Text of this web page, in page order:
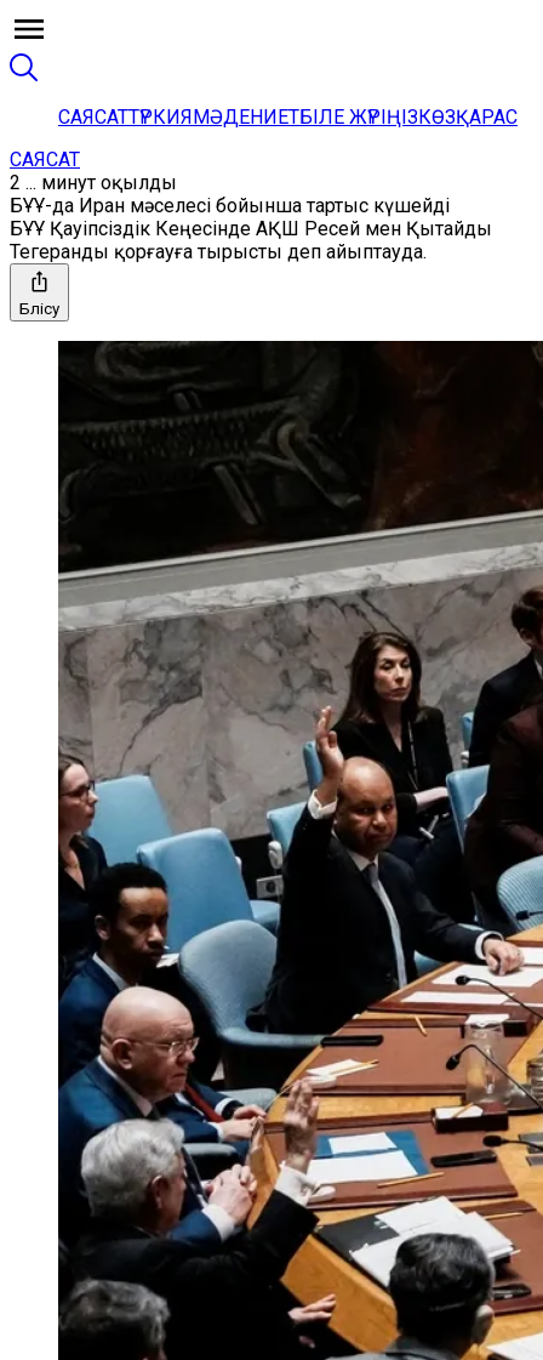
САЯСАТТҮРКИЯМӘДЕНИЕТБІЛЕ ЖҮРІҢІЗКӨЗҚАРАС
САЯСАТ
2 ... минут оқылды
БҰҰ-да Иран мәселесі бойынша тартыс күшейді
БҰҰ Қауіпсіздік Кеңесінде АҚШ Ресей мен Қытайды
Тегеранды қорғауға тырысты деп айыптауда.
Бөлісу